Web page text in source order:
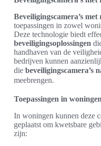
Beveiligingscamera’s
toepassingen in zowel
Deze technologie biedt
beveiligingsoplossingen
handhaven van de
bedrijven kunnen
die beveiligingscamera’s
meebrengen.
Toepassingen in woningen
In woningen kunnen deze
geplaatst om kwetsbare
zijn: